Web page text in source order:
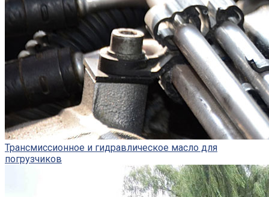
Трансмиссионное и гидравлическое масло для
погрузчиков